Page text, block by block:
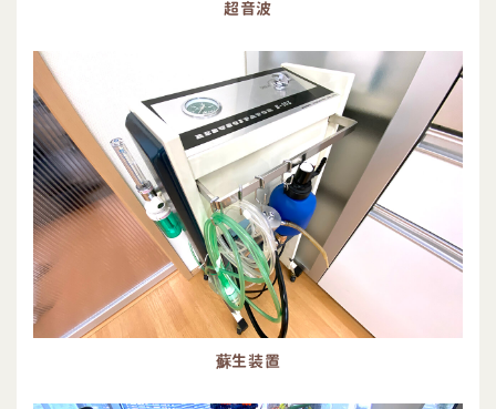
超音波
蘇生装置